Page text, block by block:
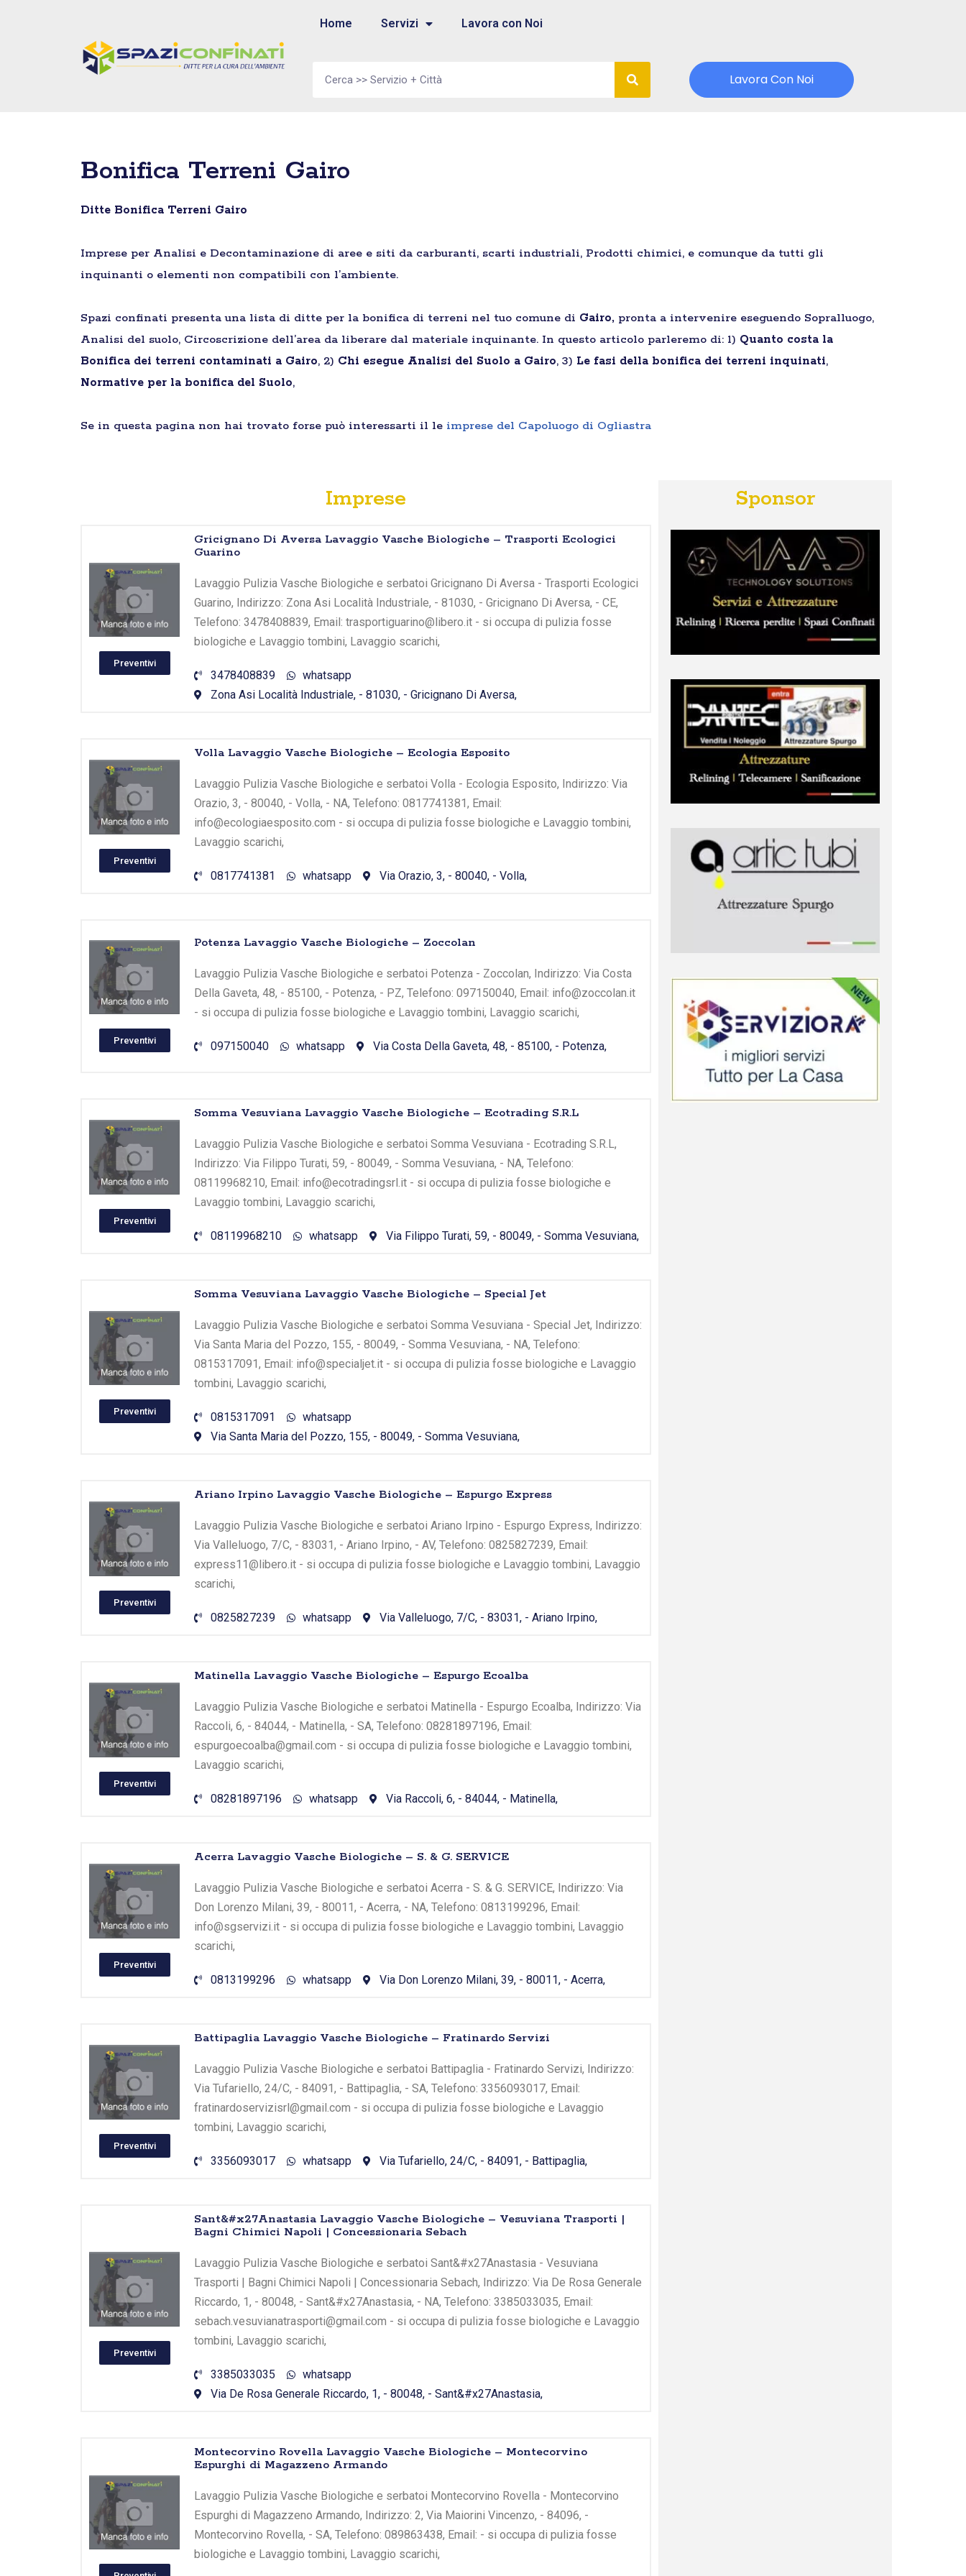
Home Servizi Lavora con Noi
Lavora Con Noi
Bonifica Terreni Gairo
Ditte Bonifica Terreni Gairo
Imprese per Analisi e Decontaminazione di aree e siti da carburanti, scarti industriali, Prodotti chimici, e comunque da tutti gli
inquinanti o elementi non compatibili con l’ambiente.
Spazi confinati presenta una lista di ditte per la bonifica di terreni nel tuo comune di Gairo, pronta a intervenire eseguendo Sopralluogo,
Analisi del suolo, Circoscrizione dell’area da liberare dal materiale inquinante. In questo articolo parleremo di: 1) Quanto costa la
Bonifica dei terreni contaminati a Gairo, 2) Chi esegue Analisi del Suolo a Gairo, 3) Le fasi della bonifica dei terreni inquinati,
Normative per la bonifica del Suolo,
Se in questa pagina non hai trovato forse può interessarti il le imprese del Capoluogo di Ogliastra
Imprese
Preventivi
Gricignano Di Aversa Lavaggio Vasche Biologiche – Trasporti Ecologici
Guarino
Lavaggio Pulizia Vasche Biologiche e serbatoi Gricignano Di Aversa - Trasporti Ecologici
Guarino, Indirizzo: Zona Asi Località Industriale, - 81030, - Gricignano Di Aversa, - CE,
Telefono: 3478408839, Email: trasportiguarino@libero.it - si occupa di pulizia fosse
biologiche e Lavaggio tombini, Lavaggio scarichi,
3478408839
whatsapp
Zona Asi Località Industriale, - 81030, - Gricignano Di Aversa,
Preventivi
Volla Lavaggio Vasche Biologiche – Ecologia Esposito
Lavaggio Pulizia Vasche Biologiche e serbatoi Volla - Ecologia Esposito, Indirizzo: Via
Orazio, 3, - 80040, - Volla, - NA, Telefono: 0817741381, Email:
info@ecologiaesposito.com - si occupa di pulizia fosse biologiche e Lavaggio tombini,
Lavaggio scarichi,
0817741381 whatsapp Via Orazio, 3, - 80040, - Volla,
Preventivi
Potenza Lavaggio Vasche Biologiche – Zoccolan
Lavaggio Pulizia Vasche Biologiche e serbatoi Potenza - Zoccolan, Indirizzo: Via Costa
Della Gaveta, 48, - 85100, - Potenza, - PZ, Telefono: 097150040, Email: info@zoccolan.it
- si occupa di pulizia fosse biologiche e Lavaggio tombini, Lavaggio scarichi,
097150040 whatsapp Via Costa Della Gaveta, 48, - 85100, - Potenza,
Preventivi
Somma Vesuviana Lavaggio Vasche Biologiche – Ecotrading S.R.L
Lavaggio Pulizia Vasche Biologiche e serbatoi Somma Vesuviana - Ecotrading S.R.L,
Indirizzo: Via Filippo Turati, 59, - 80049, - Somma Vesuviana, - NA, Telefono:
08119968210, Email: info@ecotradingsrl.it - si occupa di pulizia fosse biologiche e
Lavaggio tombini, Lavaggio scarichi,
08119968210 whatsapp Via Filippo Turati, 59, - 80049, - Somma Vesuviana,
Preventivi
Somma Vesuviana Lavaggio Vasche Biologiche – Special Jet
Lavaggio Pulizia Vasche Biologiche e serbatoi Somma Vesuviana - Special Jet, Indirizzo:
Via Santa Maria del Pozzo, 155, - 80049, - Somma Vesuviana, - NA, Telefono:
0815317091, Email: info@specialjet.it - si occupa di pulizia fosse biologiche e Lavaggio
tombini, Lavaggio scarichi,
0815317091
whatsapp
Via Santa Maria del Pozzo, 155, - 80049, - Somma Vesuviana,
Preventivi
Ariano Irpino Lavaggio Vasche Biologiche – Espurgo Express
Lavaggio Pulizia Vasche Biologiche e serbatoi Ariano Irpino - Espurgo Express, Indirizzo:
Via Valleluogo, 7/C, - 83031, - Ariano Irpino, - AV, Telefono: 0825827239, Email:
express11@libero.it - si occupa di pulizia fosse biologiche e Lavaggio tombini, Lavaggio
scarichi,
0825827239 whatsapp Via Valleluogo, 7/C, - 83031, - Ariano Irpino,
Preventivi
Matinella Lavaggio Vasche Biologiche – Espurgo Ecoalba
Lavaggio Pulizia Vasche Biologiche e serbatoi Matinella - Espurgo Ecoalba, Indirizzo: Via
Raccoli, 6, - 84044, - Matinella, - SA, Telefono: 08281897196, Email:
espurgoecoalba@gmail.com - si occupa di pulizia fosse biologiche e Lavaggio tombini,
Lavaggio scarichi,
08281897196 whatsapp Via Raccoli, 6, - 84044, - Matinella,
Preventivi
Acerra Lavaggio Vasche Biologiche – S. & G. SERVICE
Lavaggio Pulizia Vasche Biologiche e serbatoi Acerra - S. & G. SERVICE, Indirizzo: Via
Don Lorenzo Milani, 39, - 80011, - Acerra, - NA, Telefono: 0813199296, Email:
info@sgservizi.it - si occupa di pulizia fosse biologiche e Lavaggio tombini, Lavaggio
scarichi,
0813199296 whatsapp Via Don Lorenzo Milani, 39, - 80011, - Acerra,
Preventivi
Battipaglia Lavaggio Vasche Biologiche – Fratinardo Servizi
Lavaggio Pulizia Vasche Biologiche e serbatoi Battipaglia - Fratinardo Servizi, Indirizzo:
Via Tufariello, 24/C, - 84091, - Battipaglia, - SA, Telefono: 3356093017, Email:
fratinardoservizisrl@gmail.com - si occupa di pulizia fosse biologiche e Lavaggio
tombini, Lavaggio scarichi,
3356093017 whatsapp Via Tufariello, 24/C, - 84091, - Battipaglia,
Preventivi
Sant&#x27Anastasia Lavaggio Vasche Biologiche – Vesuviana Trasporti |
Bagni Chimici Napoli | Concessionaria Sebach
Lavaggio Pulizia Vasche Biologiche e serbatoi Sant&#x27Anastasia - Vesuviana
Trasporti | Bagni Chimici Napoli | Concessionaria Sebach, Indirizzo: Via De Rosa Generale
Riccardo, 1, - 80048, - Sant&#x27Anastasia, - NA, Telefono: 3385033035, Email:
sebach.vesuvianatrasporti@gmail.com - si occupa di pulizia fosse biologiche e Lavaggio
tombini, Lavaggio scarichi,
3385033035
whatsapp
Via De Rosa Generale Riccardo, 1, - 80048, - Sant&#x27Anastasia,
Montecorvino Rovella Lavaggio Vasche Biologiche – Montecorvino
Espurghi di Magazzeno Armando
Lavaggio Pulizia Vasche Biologiche e serbatoi Montecorvino Rovella - Montecorvino
Espurghi di Magazzeno Armando, Indirizzo: 2, Via Maiorini Vincenzo, - 84096, -
Montecorvino Rovella, - SA, Telefono: 089863438, Email: - si occupa di pulizia fosse
biologiche e Lavaggio tombini, Lavaggio scarichi,
Sponsor